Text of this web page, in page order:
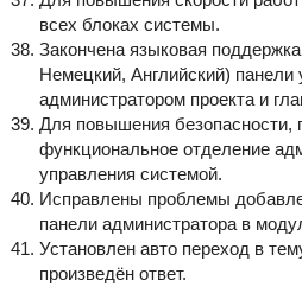
всех блоках системы.
Закончена языковая
Немецкий, Английский) панели
администратором проекта и
Для повышения безопасности,
функциональное отделение
управления системой.
Исправлены проблемы
панели администратора в
Установлен авто переход в
произведён ответ.